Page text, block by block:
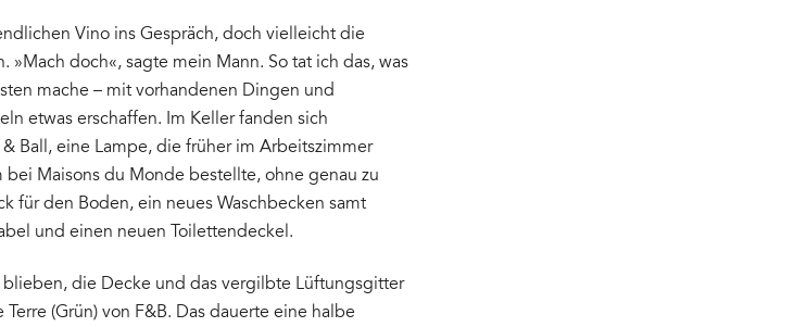
Vino ins Gespräch, doch vielleicht die
»Mach doch«, sagte mein Mann. So tat ich das, was
mache – mit vorhandenen Dingen und
etwas erschaffen. Im Keller fanden sich
Ball, eine Lampe, die früher im Arbeitszimmer
Maisons du Monde bestellte, ohne genau zu
für den Boden, ein neues Waschbecken samt
und einen neuen Toilettendeckel.
die Decke und das vergilbte Lüftungsgitter
(Grün) von F&B. Das dauerte eine halbe